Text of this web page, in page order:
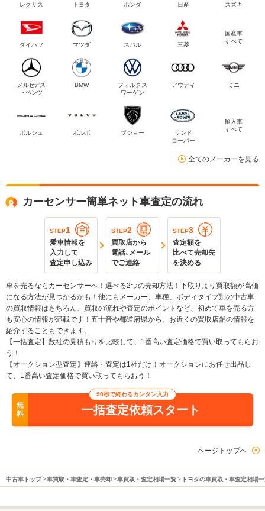
レクサス トヨタ ホンダ 日産 スズキ
ダイハツ マツダ スバル 三菱
国産車
すべて
メルセデス
・ベンツ
BMW
フォルクス
ワーゲン
アウディ ミニ
ポルシェ ボルボ プジョー
ランド
ローバー
輸入車
すべて
全てのメーカーを見る
カーセンサー簡単ネット車査定の流れ
STEP1
愛車情報を
入力して
査定申し込み
STEP2
買取店から
電話､メール
でご連絡
STEP3
査定額を
比べて売却先
を決める
車を売るならカーセンサーへ！選べる2つの売却方法！下取りより買取額が高価
になる方法が見つかるかも！他にもメーカー、車種、ボディタイプ別の中古車
の買取情報はもちろん、買取の流れや査定のポイントなど、初めて車を売る方
も安心の情報が満載です！五十音や都道府県から、お近くの買取店舗の情報を
紹介することもできます。
【一括査定】数社の見積もりを比較して、1番高い査定価格で買い取ってもらお
う！
【オークション型査定】連絡・査定は1社だけ！オークションにお任せ出品し
て、1番高い査定価格で買い取ってもらおう！
無
料
90秒で終わるカンタン入力
一括査定依頼スタート
ページトップへ
中古車トップ 車買取・車査定・車売却 車買取・査定相場一覧 トヨタの車買取・車査定相場